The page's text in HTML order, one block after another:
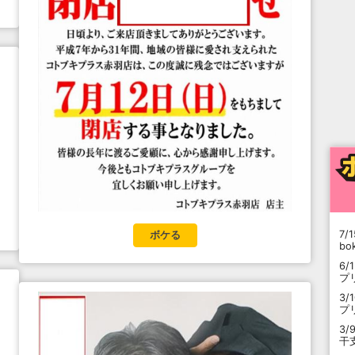
ボケる
7/
6/
プ
3/
プ
3/9
干